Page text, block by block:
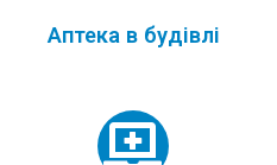
Аптека в будівлі